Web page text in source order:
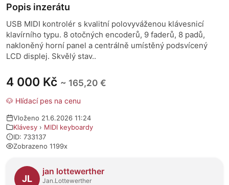
4 000 Kč ~ 165,20 €
🐶 Hlídací pes na cenu
Vloženo 21.6.2026 11:24
Klávesy › MIDI keyboardy
ID: 733137
Zobrazeno 1199x
O prodejci
JL
jan lottewerther
Jan.Lottewerther
Popis inzerátu
USB MIDI kontrolér s kvalitní polovyváženou klávesnicí
klavírního typu. 8 otočných encoderů, 9 faderů, 8 padů,
nakloněný horní panel a centrálně umístěný podsvícený
LCD displej. Skvělý stav..